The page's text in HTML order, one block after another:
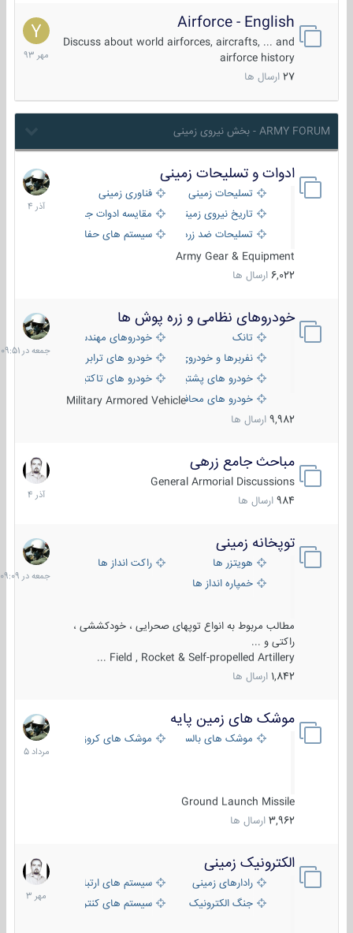
Airforce - English
Discuss about world airforces, aircrafts, ... and
airforce history
27 ارسال ها
15
مهر
1393
ARMY FORUM - بخش نیروی زمینی
ادوات و تسلیحات زمینی
تسلیحات زمینی
فناوری زمینی
تاریخ نیروی زمینی
مقایسه ادوات جنگی
تسلیحات ضد زره
سیستم های حفاظت فعال
Army Gear & Equipment
6,022 ارسال ها
21
آذر
1404
خودروهای نظامی و زره پوش ها
تانک
خودروهای مهندسی
نفربرها و خودروی های رزمی پیاده نظام
خودرو های ترابری نظامی
خودرو های پشتیبانی آتش ، شناسایی و ضد تانک
خودرو های تاکتیکی نظامی
خودرو های محافظت شدهMilitary Armored Vehicle
9,982 ارسال ها
جمعه
در
09:51
مباحث جامع زرهی
General Armorial Discussions
984 ارسال ها
7
آذر
1404
توپخانه زمینی
هویتزر ها
راکت انداز ها
خمپاره انداز ها
مطالب مربوط به انواع توپهای صحرایی ، خودکششی ،
راکتی و ...
Field , Rocket & Self-propelled Artillery ...
1,842 ارسال ها
جمعه
در
09:09
موشک های زمین پایه
موشک های بالستیک موشک های کروز
Ground Launch Missile
3,962 ارسال ها
2
مرداد
1405
الکترونیک زمینی
رادارهای زمینی
سیستم های ارتباطی و جمع آوری
جنگ الکترونیک
سیستم های کنترل آتش و تجهیزات
1
مهر
1403